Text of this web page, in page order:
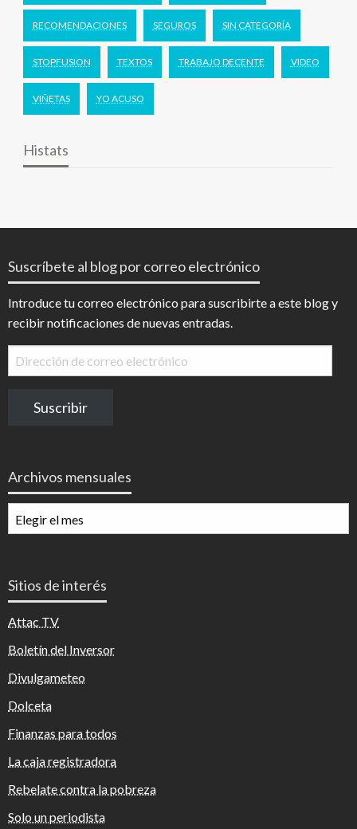
RECOMENDACIONES SEGUROS SIN CATEGORÍA
STOPFUSION TEXTOS TRABAJO DECENTE VIDEO
VIÑETAS YO ACUSO
Histats
Suscríbete al blog por correo electrónico
Introduce tu correo electrónico para suscribirte a este blog y
recibir notificaciones de nuevas entradas.
Dirección
de
electrónico
Suscribir
Archivos mensuales
mensuales
Sitios de interés
Attac TV
Boletín del Inversor
Divulgameteo
Dolceta
Finanzas para todos
La caja registradora
Rebelate contra la pobreza
Solo un periodista